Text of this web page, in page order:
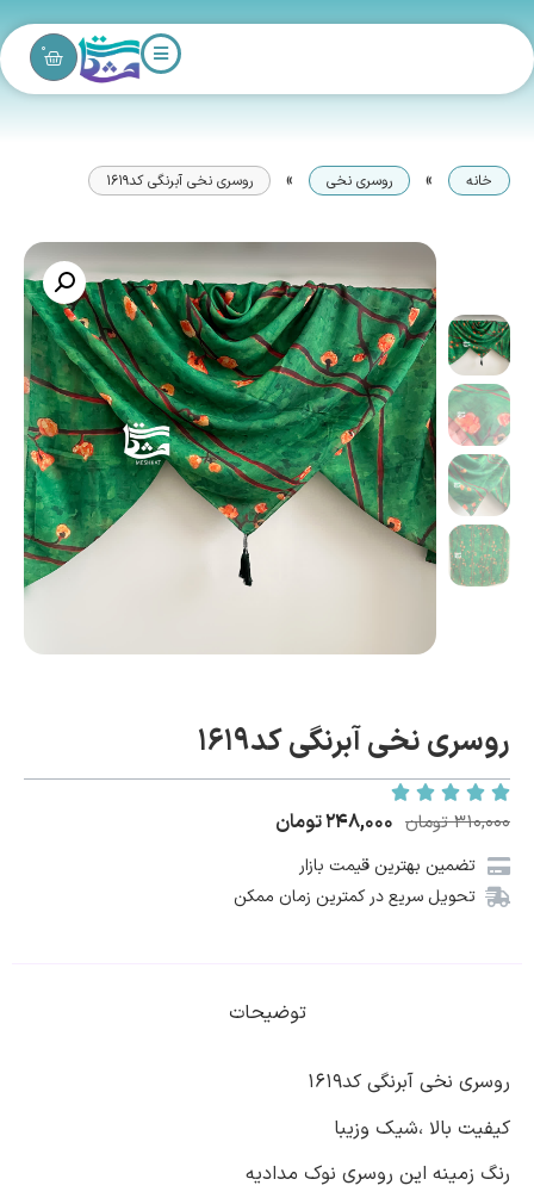
0
خانه » روسری نخی » روسری نخی آبرنگی کد1619
روسری نخی آبرنگی کد1619
۳۱۰,۰۰۰ تومان ۲۴۸,۰۰۰تومان
تضمین بهترین قیمت بازار
تحویل سریع در کمترین زمان ممکن
توضیحات
روسری نخی آبرنگی کد1619
کیفیت بالا ،شیک وزیبا
رنگ زمینه این روسری نوک مدادیه